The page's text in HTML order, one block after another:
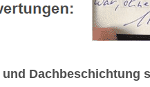
Dachbeschichtung